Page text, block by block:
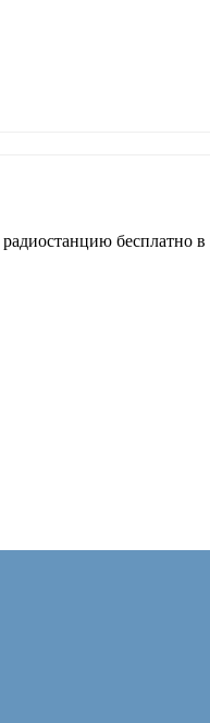
радиостанцию бесплатно